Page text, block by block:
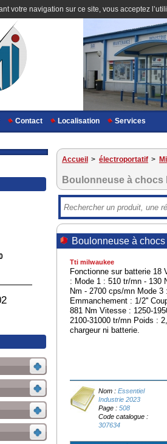
votre navigation sur ce site, vous acceptez
Contact Localisation Services
Accueil > électroportatif >
Boulonneuse à chocs
Boulonneuse à
Tti milwaukee
Fonctionne sur batterie 18
: Mode 1 : 510 tr/mn - 130
Nm - 2700 cps/mn Mode
Emmanchement : 1/2''
881 Nm Vitesse : 1250-
2100-31000 tr/mn Poids :
chargeur ni batterie.
Nom :Essentiel
Industrie 2023
Page :508
Code catalogue :
307634